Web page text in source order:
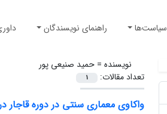
سیاست‌ها راهنمای نویسندگان
نویسنده =حمید صنیعی پور
تعداد مقالات:
1
واکاوی معماری سنتی در دوره قاجار